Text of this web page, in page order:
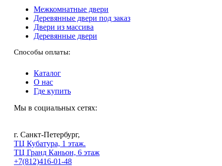
Каталог
О нас
Где купить
Мы в социальных сетях:
Межкомнатные двери
Деревянные двери под заказ
Двери из массива
Деревянные двери
Способы оплаты:
г. Санкт-Петербург,
ТЦ Кубатура, 1 этаж.
ТЦ Гранд Каньон, 6 этаж
+7(812)416-01-48